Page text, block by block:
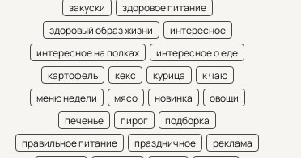
закуски
здоровое питание
здоровый образ жизни
интересное
интересное на полках
интересное о еде
картофель
кекс курица
к чаю
меню недели
мясо новинка
овощи
печенье
пирог
подборка
правильное питание
праздничное
реклама